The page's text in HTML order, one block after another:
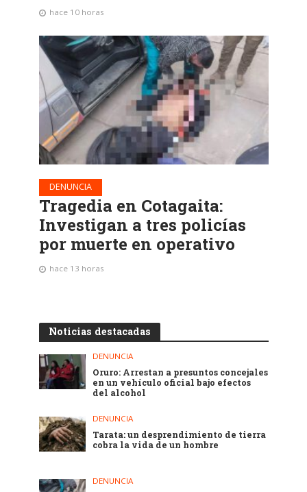
hace 10 horas
DENUNCIA
Tragedia en Cotagaita:
Investigan a tres policías
por muerte en operativo
hace 13 horas
Noticias destacadas
DENUNCIA
Oruro: Arrestan a presuntos concejales
en un vehículo oficial bajo efectos
del alcohol
DENUNCIA
Tarata: un desprendimiento de tierra
cobra la vida de un hombre
DENUNCIA